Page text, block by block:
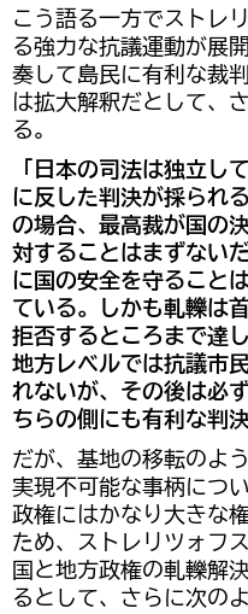
こう語る一方でストレ
る強力な抗議運動が展
奏して島民に有利な裁
は拡大解釈だとして、
る。
「日本の司法は独立し
に反した判決が採られ
の場合、最高裁が国の
対することはまずない
に国の安全を守ること
ている。しかも軋轢は
拒否するところまで達
地方レベルでは抗議市
れないが、その後は必
ちらの側にも有利な判
だが、基地の移転のよ
実現不可能な事柄につ
政権にはかなり大きな
ため、ストレリツォフ
国と地方政権の軋轢解
るとして、さらに次の